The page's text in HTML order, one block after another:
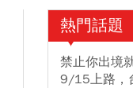
熱門話題
禁止你出境
9/15上路，